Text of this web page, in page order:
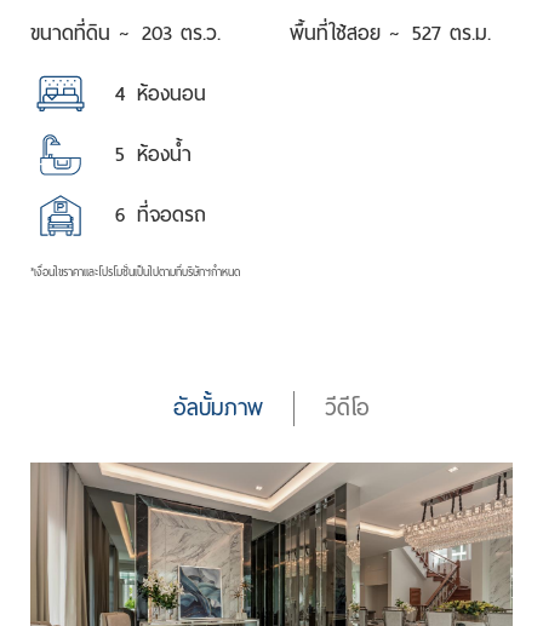
ขนาดที่ดิน ~ 203 ตร.ว. พื้นที่ใช้สอย ~ 527 ตร.ม.
4 ห้องนอน
5 ห้องน้ำ
6 ที่จอดรถ
*เงื่อนไขราคาและโปรโมชั่นเป็นไปตามที่บริษัทฯกำหนด
อัลบั้มภาพ วีดีโอ